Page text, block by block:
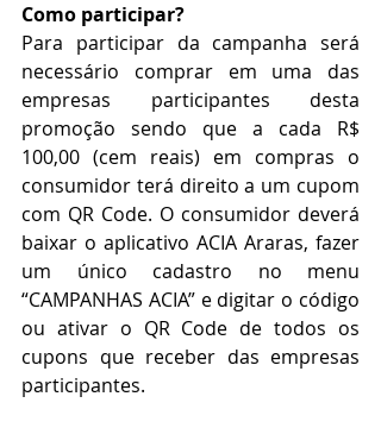
Como participar?
Para participar da campanha será
necessário comprar em uma das
empresas participantes desta
promoção sendo que a cada R$
100,00 (cem reais) em compras o
consumidor terá direito a um cupom
com QR Code. O consumidor deverá
baixar o aplicativo ACIA Araras, fazer
um único cadastro no menu
“CAMPANHAS ACIA” e digitar o código
ou ativar o QR Code de todos os
cupons que receber das empresas
participantes.